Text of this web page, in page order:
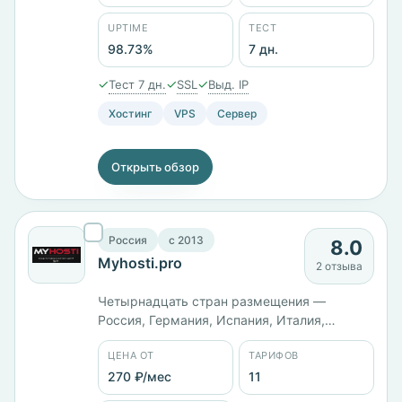
12 с 64 ГБ и диском на 500 ГБ — 27 600 ₽/
мес. Панель ISPmanager, заявленный uptime
98,73%.
UPTIME
98.73%
ТЕСТ
7 дн.
✓Тест 7 дн.✓SSL ✓Выд. IP
Хостинг VPS Сервер
Открыть обзор
Россия c 2013
Myhosti.pro
8.0
2 отзыва
Четырнадцать стран размещения —
Россия, Германия, Испания, Италия,
Норвегия, Польша, Турция, Финляндия,
Франция, Швейцария, Швеция, Канада, США
и Япония. Линейка MVK растёт ровными
шагами: 2 ГБ памяти за 450 ₽/мес, 4 ГБ за
ЦЕНА ОТ
270 ₽/мес
ТАРИФОВ
11